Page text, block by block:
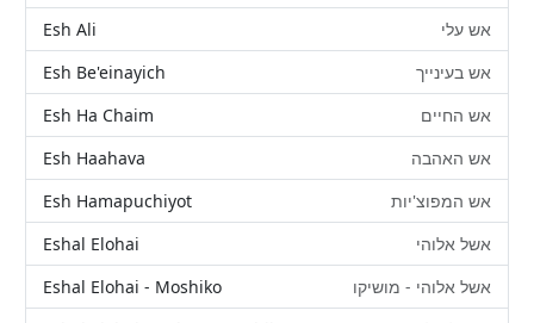
Esh Ali
אש עלי
Esh Be'einayich
אש בעינייך
Esh Ha Chaim
אש החיים
Esh Haahava
אש האהבה
Esh Hamapuchiyot
אש המפוצ'יות
Eshal Elohai
אשל אלוהי
Eshal Elohai - Moshiko
אשל אלוהי - מושיקו